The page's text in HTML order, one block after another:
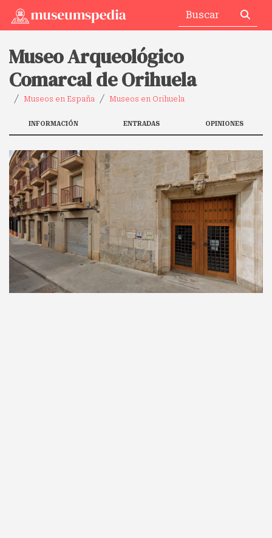
Museo Arqueológico
Comarcal de Orihuela
Museos en España Museos en Orihuela
INFORMACIÓN ENTRADAS OPINIONES